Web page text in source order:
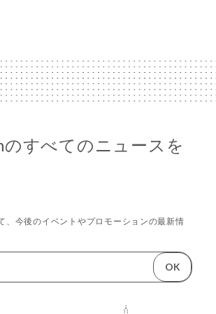
のすべてのニュースを
、今後のイベントやプロモーションの最新情
OK